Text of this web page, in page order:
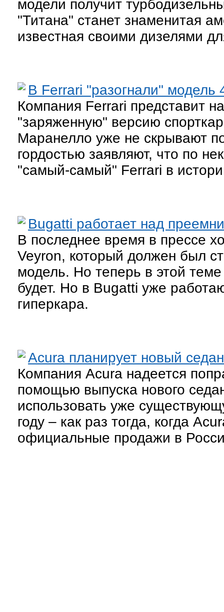
модели получит
"Титана" станет знаменитая
известная своими дизелями
В Ferrari "разогнали"
Компания Ferrari представит
"заряженную" версию
Маранелло уже не скрывают
гордостью заявляют, что по
"самый-самый" Ferrari в
Bugatti работает над
В последнее время в прессе
Veyron, который должен был
модель. Но теперь в этой
будет. Но в Bugatti уже
гиперкара.
Acura планирует новый седан
Компания Acura надеется
помощью выпуска нового
использовать уже
году – как раз тогда, когда
официальные продажи в